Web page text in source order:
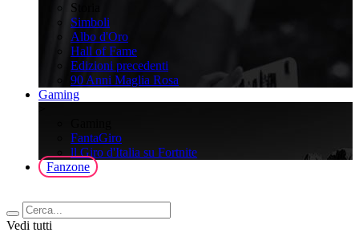
Storia
Simboli
Albo d'Oro
Hall of Fame
Edizioni precedenti
90 Anni Maglia Rosa
Gaming
FantaGiro
ll Giro d'Italia su Fortnite
Fanzone
Vedi tutti